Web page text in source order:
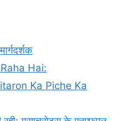
मार्गदर्शक
Hai:
Ka Piche Ka